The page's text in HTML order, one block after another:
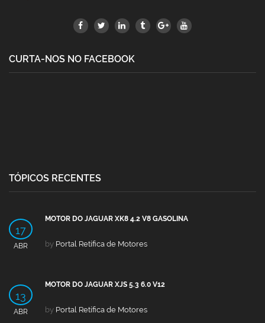
CURTA-NOS NO FACEBOOK
TÓPICOS RECENTES
17
ABR
MOTOR DO JAGUAR XK8 4.2 V8 GASOLINA
by Portal Retífica de Motores
13
ABR
MOTOR DO JAGUAR XJS 5.3 6.0 V12
by Portal Retífica de Motores